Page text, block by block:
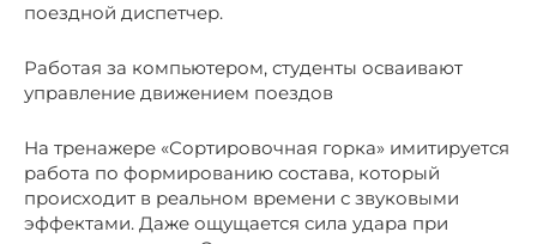
поездной диспетчер.
Работая за компьютером, студенты осваивают
управление движением поездов
На тренажере «Сортировочная горка» имитируется
работа по формированию состава, который
происходит в реальном времени с звуковыми
эффектами. Даже ощущается сила удара при